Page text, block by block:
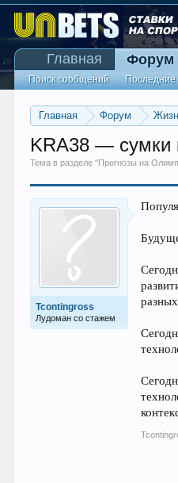
Главная Форум
KRA38 — сумки
Тема в разделе "Прогнозы на
Tcontingross
Лудоман со стажем
Главная Форум
Поиск сообщений